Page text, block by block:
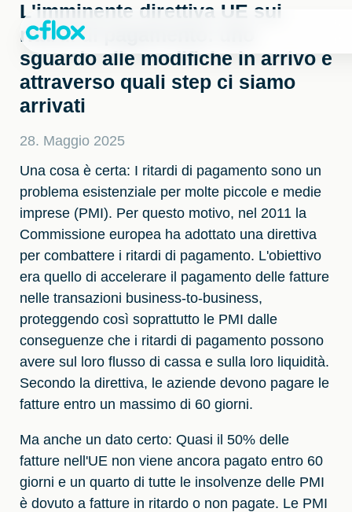
Passa
contenuto
L'imminente direttiva UE sui
ritardi di pagamento: uno
sguardo alle modifiche in arrivo e
attraverso quali step ci siamo
arrivati
28. Maggio 2025
Una cosa è certa: I ritardi di pagamento sono un
problema esistenziale per molte piccole e medie
imprese (PMI). Per questo motivo, nel 2011 la
Commissione europea ha adottato una direttiva
per combattere i ritardi di pagamento. L'obiettivo
era quello di accelerare il pagamento delle fatture
nelle transazioni business-to-business,
proteggendo così soprattutto le PMI dalle
conseguenze che i ritardi di pagamento possono
avere sul loro flusso di cassa e sulla loro liquidità.
Secondo la direttiva, le aziende devono pagare le
fatture entro un massimo di 60 giorni.
Ma anche un dato certo: Quasi il 50% delle
fatture nell'UE non viene ancora pagato entro 60
giorni e un quarto di tutte le insolvenze delle PMI
è dovuto a fatture in ritardo o non pagate. Le PMI